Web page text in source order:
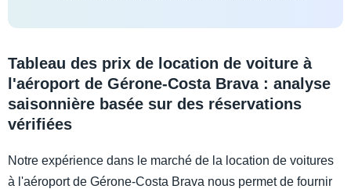
Tableau des prix de location de voiture à
l'aéroport de Gérone-Costa Brava : analyse
saisonnière basée sur des réservations
vérifiées
Notre expérience dans le marché de la location de voitures
à l'aéroport de Gérone-Costa Brava nous permet de fournir